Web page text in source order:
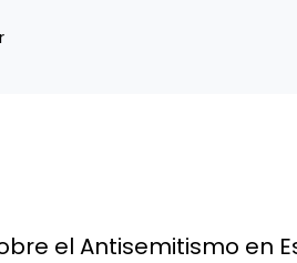
el Antisemitismo en